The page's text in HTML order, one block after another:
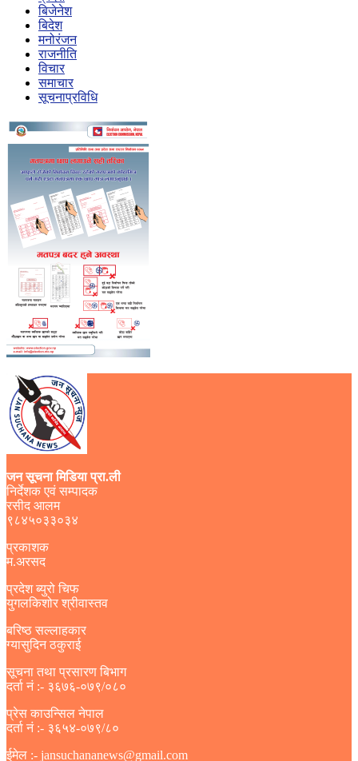
बिजेनेश
बिदेश
मनोरंजन
राजनीति
विचार
समाचार
सूचनाप्रविधि
जन सूचना मिडिया प्रा.ली
निर्देशक एवं सम्पादक
रसीद आलम
९८४५०३३०३४
प्रकाशक
म.अरसद
प्रदेश ब्युरो चिफ
युगलकिशोर श्रीवास्तव
बरिष्ठ सल्लाहकार
ग्यासुदिन ठकुराई
सूचना तथा प्रसारण बिभाग
दर्ता नं :- ३६७६-०७९/०८०
प्रेस काउन्सिल नेपाल
दर्ता नं :- ३६५४-०७९/८०
ईमेल :- jansuchananews@gmail.com